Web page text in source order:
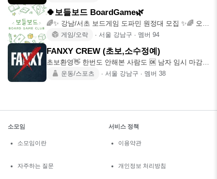
🍀보들보드 BoardGame🌿
🌈✨ 강남/서초 보드게임 도파민 원정대 모집 ✨🌈 오늘
하루, 도파민 충
게임/오락 ∙ 서울 강남구 ∙ 멤버 94
FANXY CREW (초보,소수정예)
초보환영👋 한번도 안해본 사람도 🆗 남자 임시 마감입
니다 FANXY
운동/스포츠 ∙ 서울 강남구 ∙ 멤버 38
소모임
소모임이란
자주하는 질문
서비스 정책
이용약관
개인정보 처리방침